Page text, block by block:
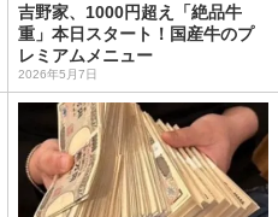
吉野家、1000円超え「絶品牛
重」本日スタート！国産牛のプ
レミアムメニュー
2026年5月7日